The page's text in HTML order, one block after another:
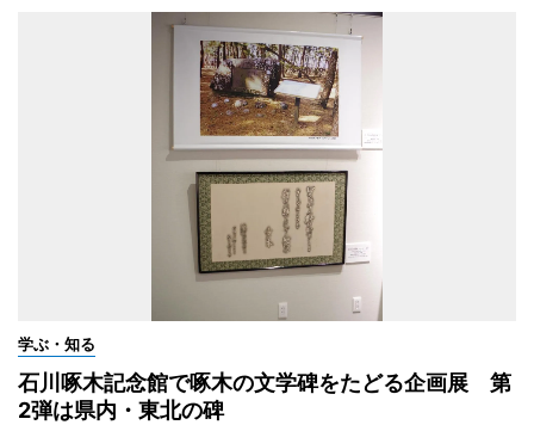
学ぶ・知る
石川啄木記念館で啄木の文学碑をたどる企画展 第
2弾は県内・東北の碑